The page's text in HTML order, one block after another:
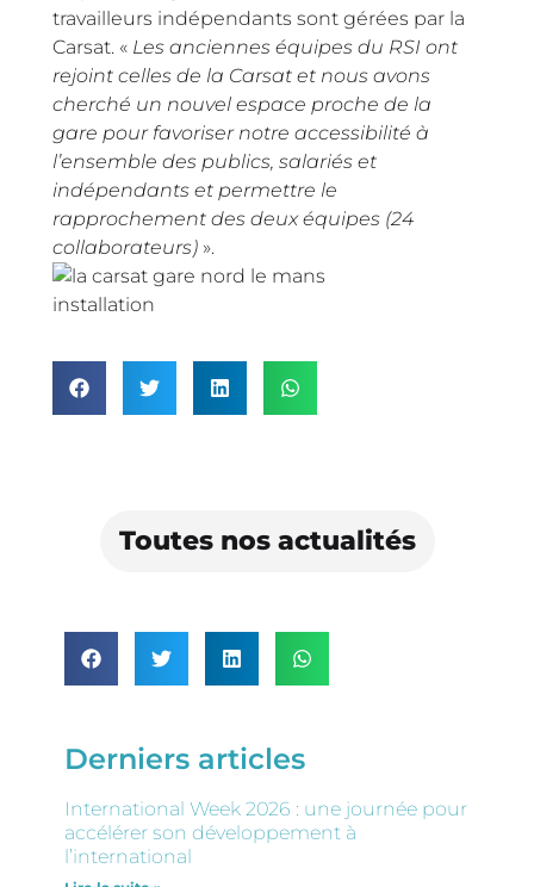
travailleurs indépendants sont gérées par la
Carsat. « Les anciennes équipes du RSI ont
rejoint celles de la Carsat et nous avons
cherché un nouvel espace proche de la
gare pour favoriser notre accessibilité à
l’ensemble des publics, salariés et
indépendants et permettre le
rapprochement des deux équipes (24
collaborateurs) ».
Toutes nos actualités
Derniers articles
International Week 2026 : une journée pour
accélérer son développement à
l’international